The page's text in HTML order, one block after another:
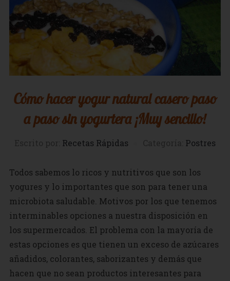
Cómo hacer yogur natural casero paso
a paso sin yogurtera ¡Muy sencillo!
Recetas Rápidas Postres
Todos sabemos lo ricos y nutritivos que son los
yogures y lo importantes que son para tener una
microbiota saludable. Motivos por los que tenemos
interminables opciones a nuestra disposición en
los supermercados. El problema con la mayoría de
estas opciones es que tienen un exceso de azúcares
añadidos, colorantes, saborizantes y demás que
hacen que no sean productos interesantes para